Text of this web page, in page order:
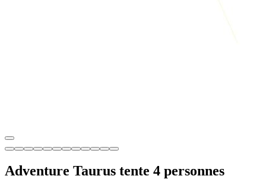
Adventure Taurus tente 4 personnes